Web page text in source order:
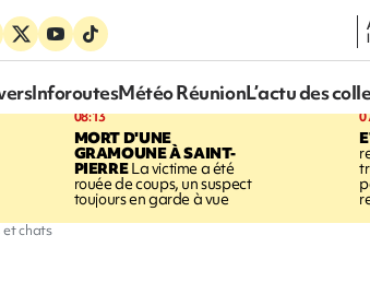
InforoutesMétéo RéunionL’actu des
08:13
MORT D'UNE
GRAMOUNE À SAINT-
PIERRELa victime a été
rouée de coups, un suspect
toujours en garde à vue
et chats